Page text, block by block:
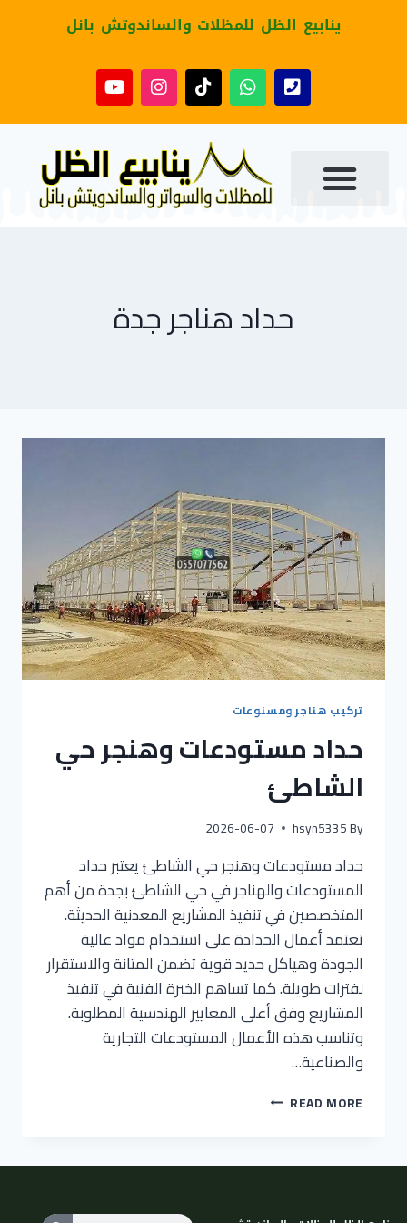
ينابيع الظل للمظلات والساندوتش بانل
حداد هناجر جدة
تركيب هناجر ومسنوعات
حداد مستودعات وهنجر حي
الشاطئ
By
hsyn5335
2026-06-07
حداد مستودعات وهنجر حي الشاطئ يعتبر حداد
المستودعات والهناجر في حي الشاطئ بجدة من أهم
المتخصصين في تنفيذ المشاريع المعدنية الحديثة.
تعتمد أعمال الحدادة على استخدام مواد عالية
الجودة وهياكل حديد قوية تضمن المتانة والاستقرار
لفترات طويلة. كما تساهم الخبرة الفنية في تنفيذ
المشاريع وفق أعلى المعايير الهندسية المطلوبة.
وتناسب هذه الأعمال المستودعات التجارية
والصناعية…
READ MORE